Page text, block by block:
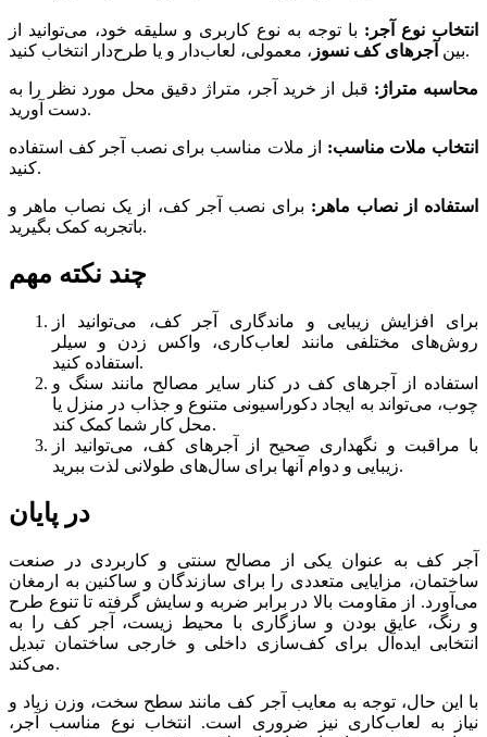
انتخاب نوع آجر: با توجه به نوع کاربری و سلیقه خود، می‌توانید از
بین آجرهای کف نسوز ، معمولی، لعاب‌دار و یا طرح‌دار انتخاب کنید.
محاسبه متراژ: قبل از خرید آجر، متراژ دقیق محل مورد نظر را به
دست آورید.
انتخاب ملات مناسب: از ملات مناسب برای نصب آجر کف استفاده
کنید.
استفاده از نصاب ماهر: برای نصب آجر کف، از یک نصاب ماهر و
باتجربه کمک بگیرید.
چند نکته مهم
برای افزایش زیبایی و ماندگاری آجر کف، می‌توانید از
روش‌های مختلفی مانند لعاب‌کاری، واکس زدن و سیلر
استفاده کنید.
استفاده از آجرهای کف در کنار سایر مصالح مانند سنگ و
چوب، می‌تواند به ایجاد دکوراسیونی متنوع و جذاب در منزل یا
محل کار شما کمک کند.
با مراقبت و نگهداری صحیح از آجرهای کف، می‌توانید از
زیبایی و دوام آنها برای سال‌های طولانی لذت ببرید.
در پایان
آجر کف به عنوان یکی از مصالح سنتی و کاربردی در صنعت
ساختمان، مزایایی متعددی را برای سازندگان و ساکنین به ارمغان
می‌آورد. از مقاومت بالا در برابر ضربه و سایش گرفته تا تنوع طرح
و رنگ، عایق بودن و سازگاری با محیط زیست، آجر کف را به
انتخابی ایده‌آل برای کف‌سازی داخلی و خارجی ساختمان تبدیل
می‌کند.
با این حال، توجه به معایب آجر کف مانند سطح سخت، وزن زیاد و
نیاز به لعاب‌کاری نیز ضروری است. انتخاب نوع مناسب آجر،